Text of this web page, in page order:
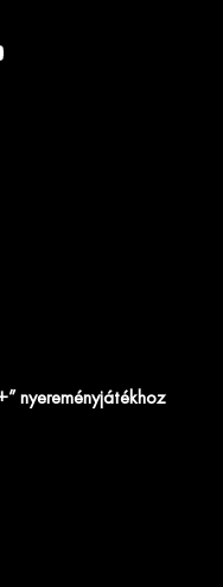
nyereményjátékhoz